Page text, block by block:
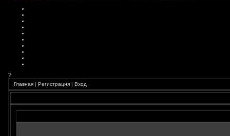
?
Главная | Регистрация | Вход